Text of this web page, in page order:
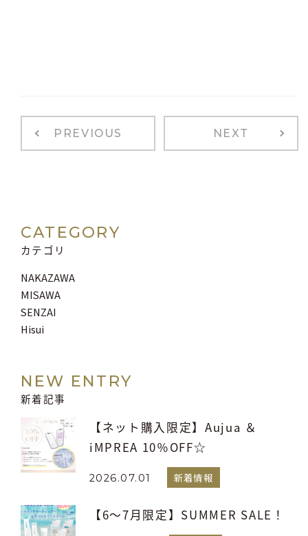
PREVIOUS NEXT
CATEGORY
カテゴリ
NAKAZAWA
MISAWA
SENZAI
Hisui
NEW ENTRY
新着記事
【ネット購入限定】Aujua ＆
iMPREA 10％OFF☆
2026.07.01 新着情報
【6～7月限定】SUMMER SALE！